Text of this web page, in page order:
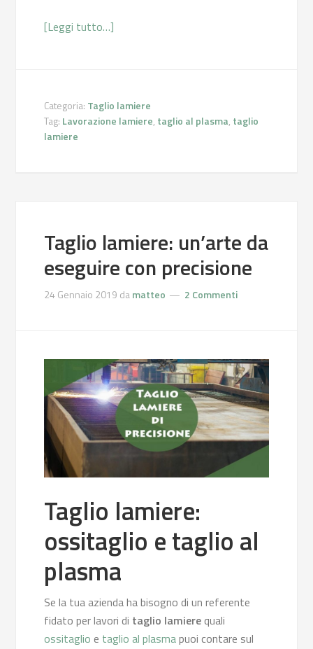
[Leggi tutto…]
Categoria: Taglio lamiere
Tag: Lavorazione lamiere, taglio al plasma, taglio
lamiere
Taglio lamiere: un’arte da
eseguire con precisione
24 Gennaio 2019 damatteo 2 Commenti
Taglio lamiere:
ossitaglio e taglio al
plasma
Se la tua azienda ha bisogno di un referente
fidato per lavori di taglio lamierequali
ossitaglio e taglio al plasmapuoi contare sul